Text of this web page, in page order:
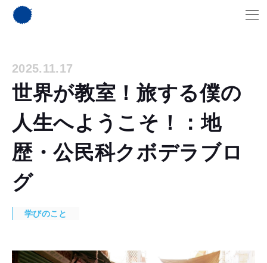
2025.11.17
世界が教室！旅する僕の
人生へようこそ！：地
歴・公民科クボデラブロ
グ
学びのこと